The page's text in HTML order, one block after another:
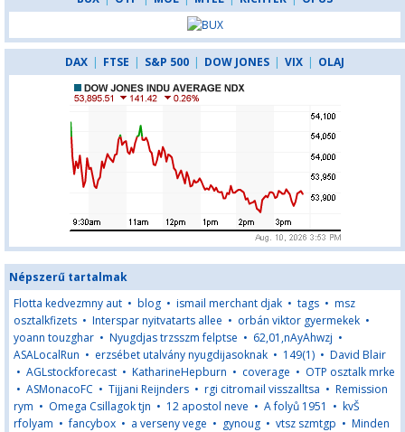
DAX | FTSE | S&P 500 | DOW JONES | VIX | OLAJ
Népszerű tartalmak
Flotta kedvezmny aut • blog • ismail merchant djak • tags • msz
osztalkfizets • Interspar nyitvatarts allee • orbán viktor gyermekek •
yoann touzghar • Nyugdjas trzsszm felptse • 62,01,nAyAhwzj •
ASALocalRun • erzsébet utalvány nyugdijasoknak • 149(1) • David Blair
• AGLstockforecast • KatharineHepburn • coverage • OTP osztalk mrke
• ASMonacoFC • Tijjani Reijnders • rgi citromail visszalltsa • Remission
rym • Omega Csillagok tjn • 12 apostol neve • A folyů 1951 • kvŠ
rfolyam •fancybox • a verseny vege • gynoug • vtsz szmtgp • Minden